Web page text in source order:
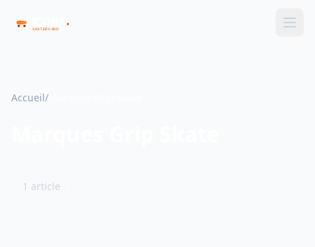
Accueil/
1 article